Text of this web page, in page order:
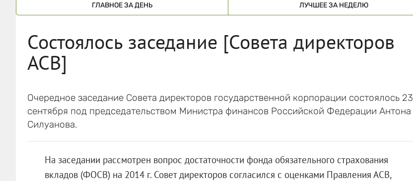
ГЛАВНОЕ ЗА ДЕНЬ ЛУЧШЕЕ ЗА НЕДЕЛЮ
Состоялось заседание [Совета директоров
АСВ]
Очередное заседание Совета директоров государственной корпорации состоялось 23
сентября под председательством Министра финансов Российской Федерации Антона
Силуанова.
На заседании рассмотрен вопрос достаточности фонда обязательного страхования
вкладов (ФОСВ) на 2014 г. Совет директоров согласился с оценками Правления АСВ,